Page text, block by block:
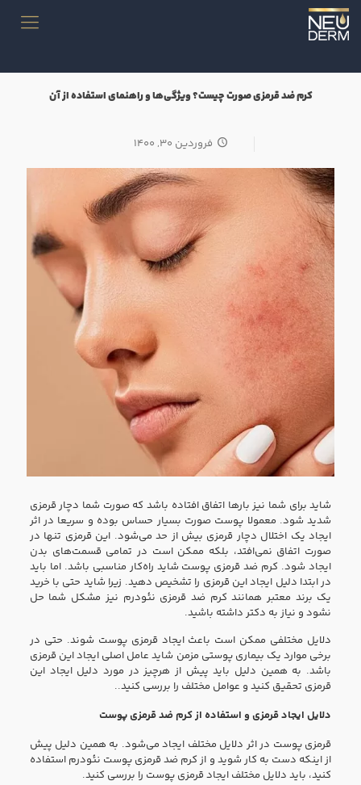
کرم ضد قرمزی صورت چیست؟ ویژگی‌ها و راهنمای استفاده از آن
فروردین ۳۰, ۱۴۰۰
شاید برای شما نیز بار‌ها اتفاق افتاده باشد که صورت شما دچار قرمزی
شدید شود. معمولا پوست صورت بسیار حساس بوده و سریعا در اثر
ایجاد یک اختلال دچار قرمزی بیش از حد می‌شود. این قرمزی تنها در
صورت اتفاق نمی‌افتد، بلکه ممکن است در تمامی قسمت‌های بدن
ایجاد شود. کرم ضد قرمزی پوست شاید راه‌کار مناسبی باشد. اما باید
در ابتدا دلیل ایجاد این قرمزی را تشخیص دهید. زیرا شاید حتی با خرید
یک برند معتبر همانند کرم ضد قرمزی نئودرم نیز مشکل شما حل
نشود و نیاز به دکتر داشته باشید.
دلایل مختلفی ممکن است باعث ایجاد قرمزی پوست شوند. حتی در
برخی موارد یک بیماری پوستی مزمن شاید عامل اصلی ایجاد این قرمزی
باشد. به همین دلیل باید پیش از هرچیز در مورد دلیل ایجاد این
قرمزی تحقیق کنید و عوامل مختلف را بررسی کنید..
دلایل ایجاد قرمزی و استفاده از کرم ضد قرمزی پوست
قرمزی پوست در اثر دلایل مختلف ایجاد می‌شود. به همین دلیل پیش
از اینکه دست به کار شوید و از کرم ضد قرمزی پوست نئودرم استفاده
کنید، باید دلایل مختلف ایجاد قرمزی پوست را بررسی کنید.